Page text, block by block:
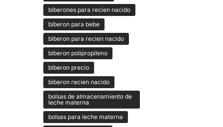
biberones para recien nacido
biberon para bebe
biberon para recien nacido
biberon polipropileno
biberon precio
biberon recien nacido
bolsas de almacenamiento de
leche materna
bolsas para leche materna